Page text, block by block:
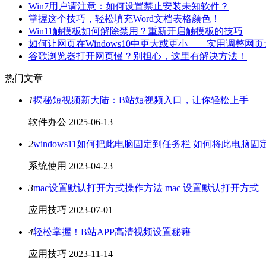
Win7用户请注意：如何设置禁止安装未知软件？
掌握这个技巧，轻松填充Word文档表格颜色！
Win11触摸板如何解除禁用？重新开启触摸板的技巧
如何让网页在Windows10中更大或更小——实用调整网页
谷歌浏览器打开网页慢？别担心，这里有解决方法！
热门文章
1揭秘短视频新大陆：B站短视频入口，让你轻松上手
软件办公 2025-06-13
2windows11如何把此电脑固定到任务栏 如何将此电脑固
系统使用 2023-04-23
3mac设置默认打开方式操作方法 mac 设置默认打开方式
应用技巧 2023-07-01
4轻松掌握！B站APP高清视频设置秘籍
应用技巧 2023-11-14